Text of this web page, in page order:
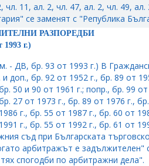
чл. 11, ал. 2, чл. 47, ал. 2, чл. 49,
се заменят с "Република
РАЗПОРЕДБИ
г.)
- ДВ, бр. 93 от 1993 г.) В
и доп., бр. 92 от 1952 г., бр. 89 от
50 и 90 от 1961 г.; попр., бр. 99
27 от 1973 г., бр. 89 от 1976 г.,
г., бр. 55 от 1987 г., бр. 60 от
г., бр. 55 от 1992 г., бр. 61 от
съд при Българската
арбитражът е
спогодби по арбитражни дела".